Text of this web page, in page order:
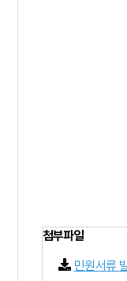
첨부파일
민원서류